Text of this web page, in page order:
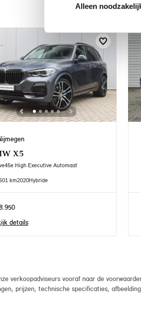
Alleen
X5
High Executive Automaat
km2020Hybride
details
verkoopadviseurs vooraf naar de
prijzen, technische specificaties,